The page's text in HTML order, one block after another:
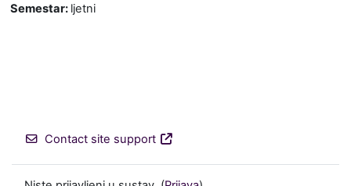
Semestar: ljetni
Contact site support